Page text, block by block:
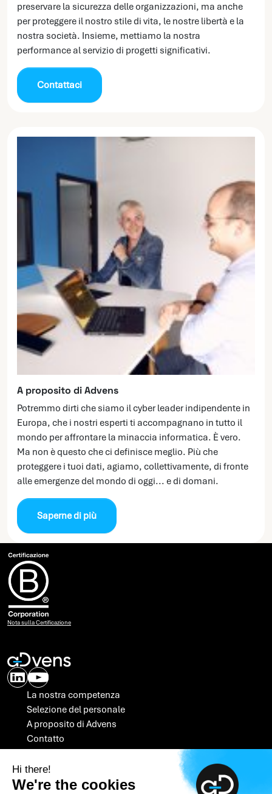
Hi there!
We're the cookies
preservare la sicurezza delle organizzazioni, ma anche
per proteggere il nostro stile di vita, le nostre libertà e la
nostra società. Insieme, mettiamo la nostra
performance al servizio di progetti significativi.
Contattaci
A proposito di Advens
Potremmo dirti che siamo il cyber leader indipendente in
Europa, che i nostri esperti ti accompagnano in tutto il
mondo per affrontare la minaccia informatica. È vero.
Ma non è questo che ci definisce meglio. Più che
proteggere i tuoi dati, agiamo, collettivamente, di fronte
alle emergenze del mondo di oggi... e di domani.
Saperne di più
Nota sulla Certificazione
La nostra competenza
Selezione del personale
A proposito di Advens
Contatto
SOC
Newsletter